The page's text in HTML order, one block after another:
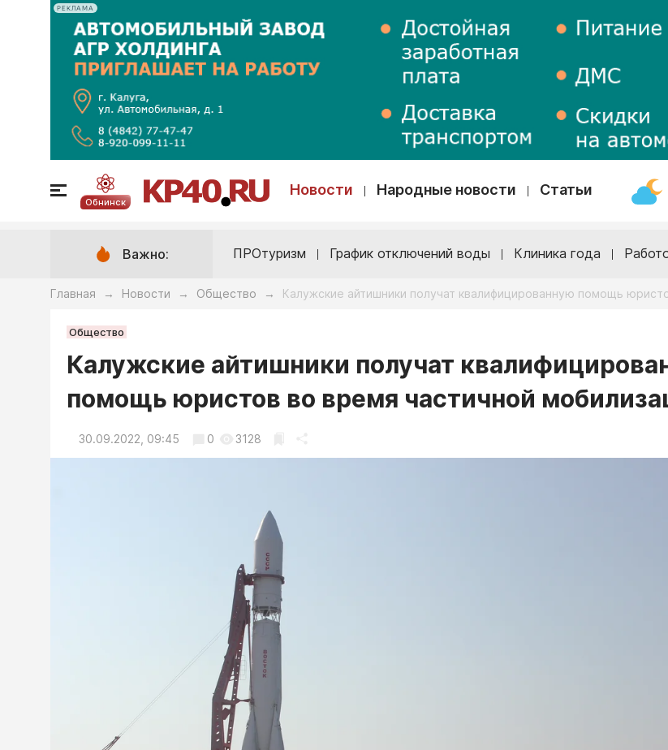
РЕКЛАМА
Обнинск
Новости Народные новости Статьи
Важно: ПРОтуризм График отключений воды Клиника года
Главная → Новости → Общество → Калужские айтишники получат квалифицированную помощь
Общество
Калужские айтишники получат
помощь юристов во время частичной
30.09.2022, 09:45 0 3128